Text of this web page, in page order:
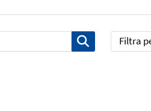
Filtra